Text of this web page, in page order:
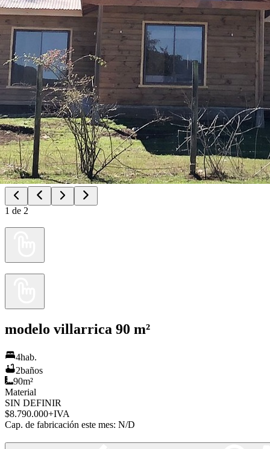
1 de 2
modelo villarrica 90 m²
4hab.
2baños
90m²
Material
SIN DEFINIR
$8.790.000+IVA
Cap. de fabricación este mes: N/D